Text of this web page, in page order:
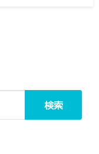
検索